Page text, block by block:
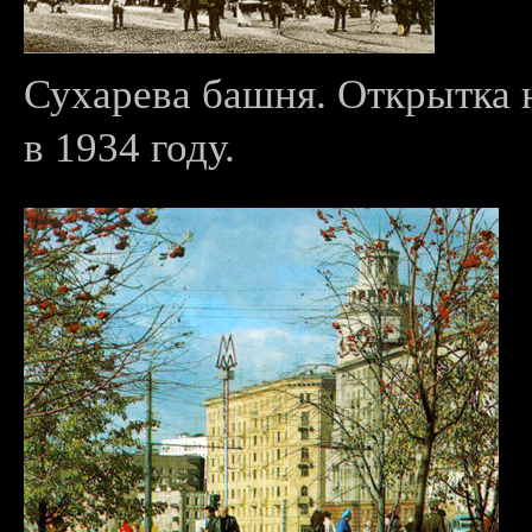
Сухарева башня. Открытка
в 1934 году.